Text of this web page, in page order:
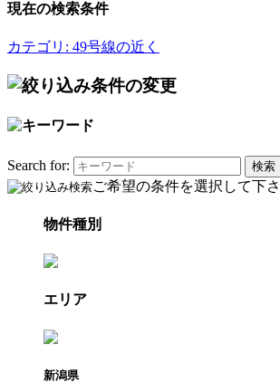
現在の検索条件
カテゴリ: 49号線の近く
Search for:
ご希望の条件を選択して下
物件種別
エリア
新潟県